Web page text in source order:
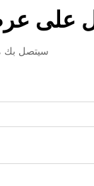
على
سيتصل بك